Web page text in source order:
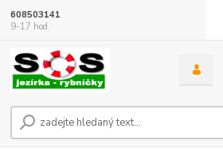
608503141
9-17 hod.